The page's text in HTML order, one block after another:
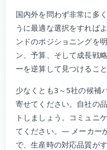
国内外を問わず非常に多
うに最適な選択をすれば
ンドのポジショニングを
ン、予算、そして成長戦
ーを逆算して見つけること
少なくとも3～5社の候補
寄せてください。自社の
トしましょう。コミュニ
てください。— メーカー
で、生産時の対応品質が